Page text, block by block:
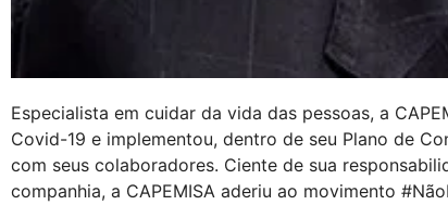
Especialista em cuidar da vida das pessoas, a
Covid-19 e implementou, dentro de seu Plano de
com seus colaboradores. Ciente de sua
companhia, a CAPEMISA aderiu ao movimento